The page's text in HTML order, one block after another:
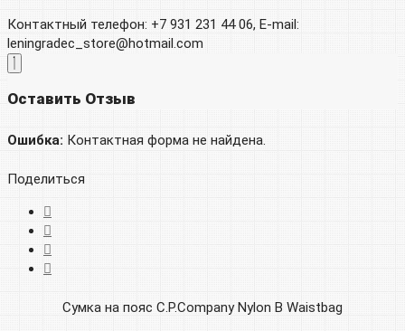
Контактный телефон: +7 931 231 44 06, E-mail:
leningradec_store@hotmail.com
Оставить Отзыв
Ошибка: Контактная форма не найдена.
Поделиться
Сумка на пояс C.P.Company Nylon B Waistbag